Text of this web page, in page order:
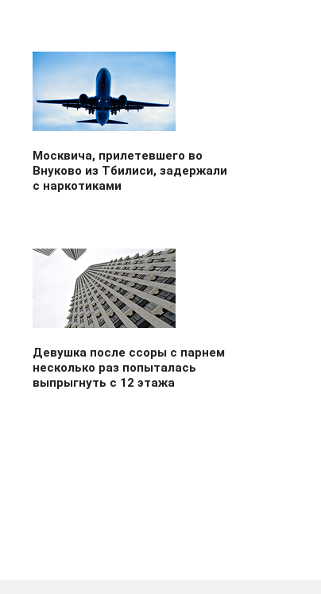
Москвича, прилетевшего во
Внуково из Тбилиси, задержали
с наркотиками
Девушка после ссоры с парнем
несколько раз попыталась
выпрыгнуть с 12 этажа